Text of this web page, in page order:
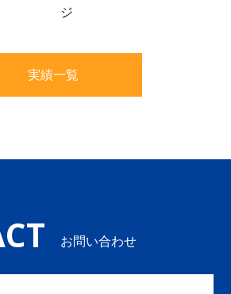
ジ
実績一覧
お問い合わせ